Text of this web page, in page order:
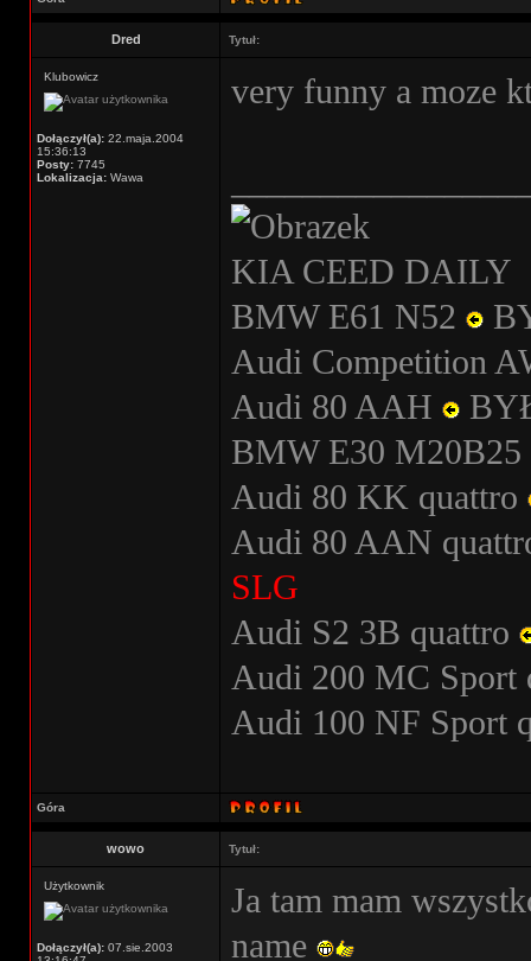
Dred Tytuł:
Klubowicz
Dołączył(a): 22.maja.2004
15:36:13
Posty: 7745
Lokalizacja: Wawa
very funny a moze
KIA CEED DAILY
BMW E61 N52
Audi Competition
Audi 80 AAH
BMW E30 M20B25
Audi 80 KK quattro
Audi 80 AAN
SLG
Audi S2 3B quattro
Audi 200 MC Sport
Audi 100 NF Sport
Góra
wowo Tytuł:
Użytkownik
Dołączył(a): 07.sie.2003
Ja tam mam
name